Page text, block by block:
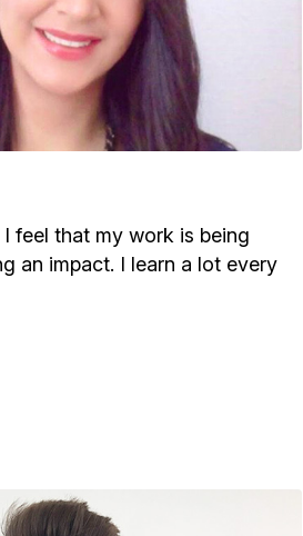
feel that my work is being
an impact. I learn a lot every